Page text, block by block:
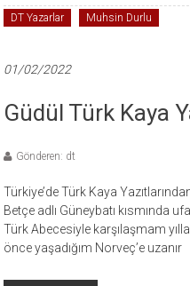
DT Yazarlar Muhsin Durlu
01/02/2022
Güdül Türk Kaya
Gönderen: dt
Türkiye’de Türk Kaya
Betçe adlı Güneybatı kısmında
Türk Abecesiyle karşılaşmam
önce yaşadığım Norveç’e uzanır